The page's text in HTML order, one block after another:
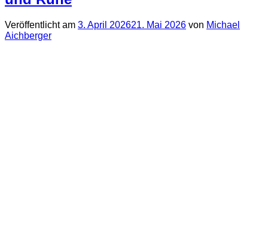
Veröffentlicht am 3. April 202621. Mai 2026 von Michael
Aichberger